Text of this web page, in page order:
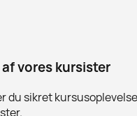
vores kursister
du sikret